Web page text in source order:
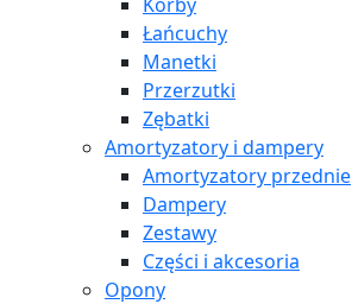
Łańcuchy
Manetki
Przerzutki
Zębatki
Amortyzatory i dampery
Amortyzatory przednie
Dampery
Zestawy
Części i akcesoria
Opony